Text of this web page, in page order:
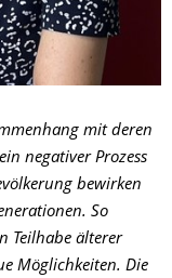
mit deren
negativer Prozess
bewirken
So
Teilhabe älterer
Möglichkeiten. Die